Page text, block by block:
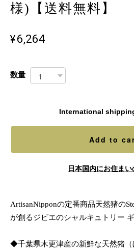
様)【送料無料】
¥6,264
数量
International
Add to
日本国内にお住ま
ArtisanNipponの定番商品天然猪の
が創るジビエのシャルキュトリー
◆千葉県木更津産の新鮮な天然猪（